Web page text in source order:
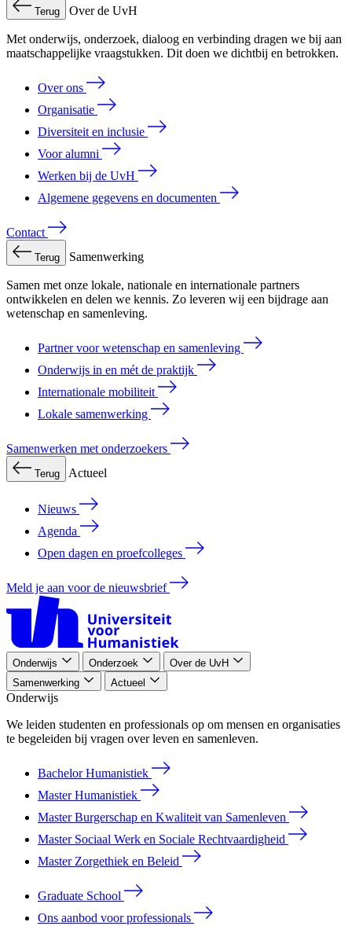
Terug Over de UvH
Met onderwijs, onderzoek, dialoog en verbinding dragen we bij aan
maatschappelijke vraagstukken. Dit doen we dichtbij en betrokken.
Over ons
Organisatie
Diversiteit en inclusie
Voor alumni
Werken bij de UvH
Algemene gegevens en documenten
Contact
Terug Samenwerking
Samen met onze lokale, nationale en internationale partners
ontwikkelen en delen we kennis. Zo leveren wij een bijdrage aan
wetenschap en samenleving.
Partner voor wetenschap en samenleving
Onderwijs in en mét de praktijk
Internationale mobiliteit
Lokale samenwerking
Samenwerken met onderzoekers
Terug Actueel
Nieuws
Agenda
Open dagen en proefcolleges
Meld je aan voor de nieuwsbrief
Onderwijs Onderzoek
Over de UvH
Samenwerking
Actueel
Onderwijs
We leiden studenten en professionals op om mensen en organisaties
te begeleiden bij vragen over leven en samenleven.
Bachelor Humanistiek
Master Humanistiek
Master Burgerschap en Kwaliteit van Samenleven
Master Sociaal Werk en Sociale Rechtvaardigheid
Master Zorgethiek en Beleid
Graduate School
Ons aanbod voor professionals